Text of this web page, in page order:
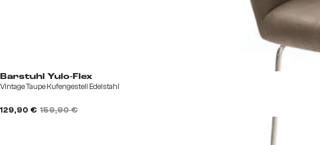
Barstuhl Yulo-Flex
Vintage Taupe Kufengestell Edelstahl
129,90 € 159,90 €